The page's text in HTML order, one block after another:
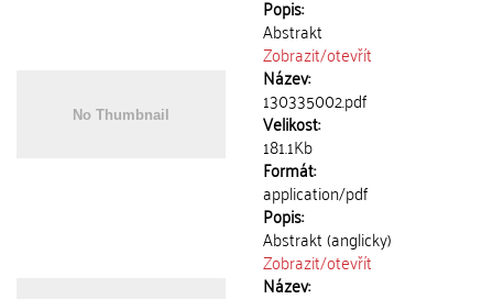
Popis:
Abstrakt
Zobrazit/otevřít
Název:
130335002.pdf
Velikost:
181.1Kb
Formát:
application/pdf
Popis:
Abstrakt (anglicky)
Zobrazit/otevřít
Název: